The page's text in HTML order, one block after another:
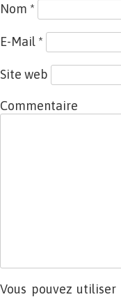
Nom *
E-Mail *
Site web
Commentaire
Vous pouvez